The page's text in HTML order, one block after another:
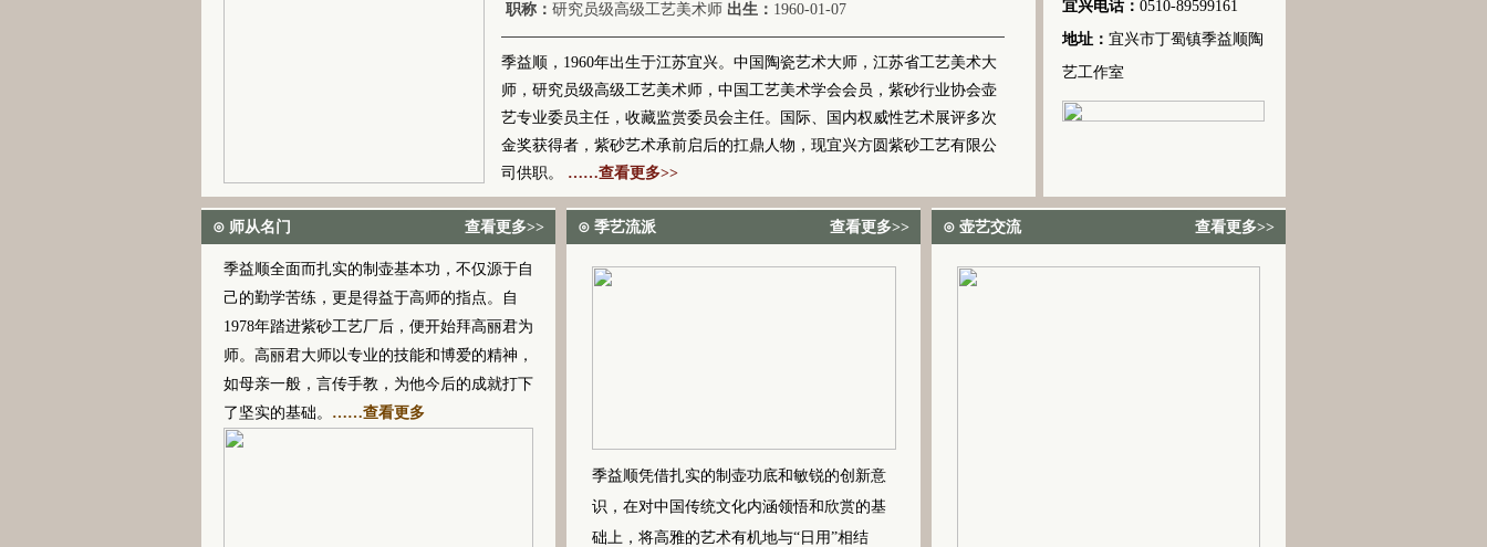
职称： 研究员级高级工艺美术师 出生： 1960-01-07
季益顺，1960年出生于江苏宜兴。中国陶瓷艺术大师，江苏省工艺美术大
师，研究员级高级工艺美术师，中国工艺美术学会会员，紫砂行业协会壶
艺专业委员主任，收藏监赏委员会主任。国际、国内权威性艺术展评多次
金奖获得者，紫砂艺术承前启后的扛鼎人物，现宜兴方圆紫砂工艺有限公
司供职。 ……查看更多>>
宜兴电话： 0510-89599161
地址： 宜兴市丁蜀镇季益顺陶
艺工作室
⊙ 师从名门 查看更多>>
季益顺全面而扎实的制壶基本功，不仅源于自
己的勤学苦练，更是得益于高师的指点。自
1978年踏进紫砂工艺厂后，便开始拜高丽君为
师。高丽君大师以专业的技能和博爱的精神，
如母亲一般，言传手教，为他今后的成就打下
了坚实的基础。 ……查看更多
⊙ 季艺流派 查看更多>>
季益顺凭借扎实的制壶功底和敏锐的创新意
识，在对中国传统文化内涵领悟和欣赏的基
础上，将高雅的艺术有机地与“日用”相结
⊙ 壶艺交流 查看更多>>